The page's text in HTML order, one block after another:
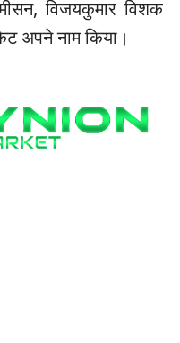
विजयकुमार विशक
अपने नाम किया।